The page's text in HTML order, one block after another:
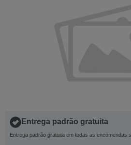
Entrega padrão gratuita
Entrega padrão gratuita em todas as encomendas